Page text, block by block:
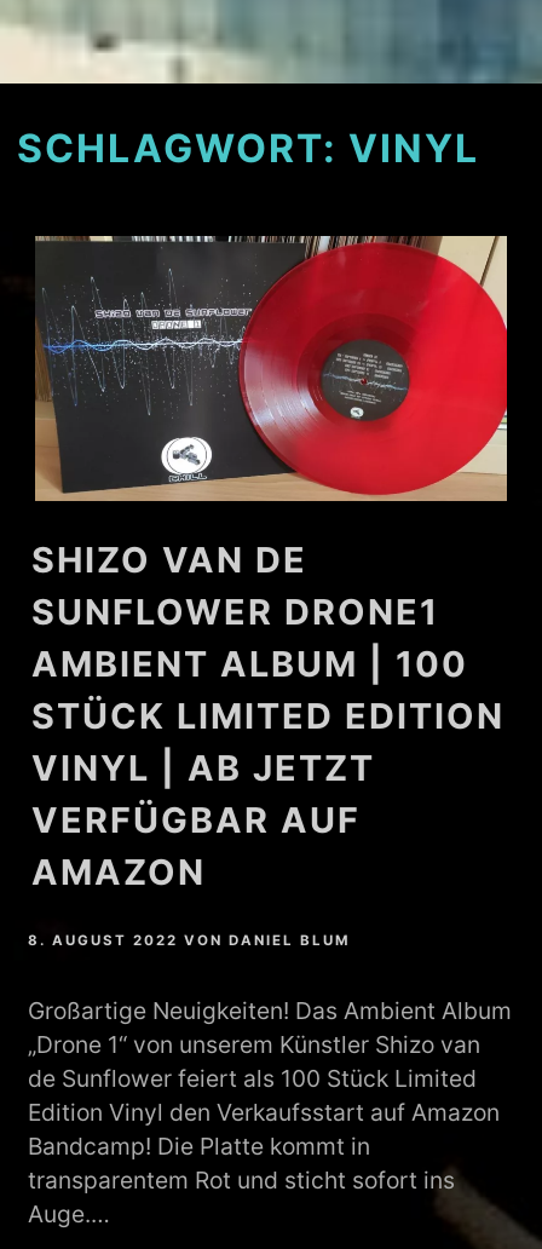
SCHLAGWORT: VINYL
SHIZO VAN DE
SUNFLOWER DRONE1
AMBIENT ALBUM | 100
STÜCK LIMITED EDITION
VINYL | AB JETZT
VERFÜGBAR AUF
AMAZON
8. AUGUST 2022 VONDANIEL BLUM
Großartige Neuigkeiten! Das Ambient Album
„Drone 1“ von unserem Künstler Shizo van
de Sunflower feiert als 100 Stück Limited
Edition Vinyl den Verkaufsstart auf Amazon
Bandcamp! Die Platte kommt in
transparentem Rot und sticht sofort ins
Auge.…